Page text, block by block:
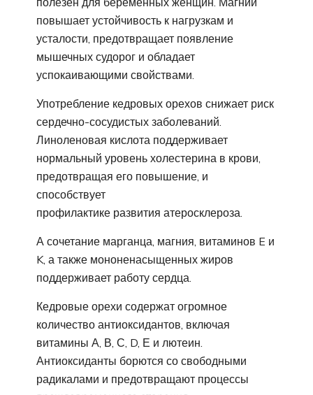
повышает устойчивость к нагрузкам и
усталости, предотвращает появление
мышечных судорог и обладает
успокаивающими свойствами.
Употребление кедровых орехов снижает риск
сердечно-сосудистых заболеваний.
Линоленовая кислота поддерживает
нормальный уровень холестерина в крови,
предотвращая его повышение, и
способствует
профилактике развития атеросклероза.
А сочетание марганца, магния, витаминов E и
K, а также мононенасыщенных жиров
поддерживает работу сердца.
Кедровые орехи содержат огромное
количество антиоксидантов, включая
витамины А, В, С, D, Е и лютеин.
Антиоксиданты борются со свободными
радикалами и предотвращают процессы